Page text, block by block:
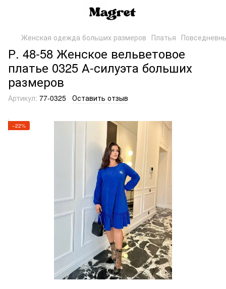
Женская одежда больших размеров Платья
Р. 48-58 Женское вельветовое
платье 0325 А-силуэта больших
размеров
Артикул: 77-0325 Оставить отзыв
−22%